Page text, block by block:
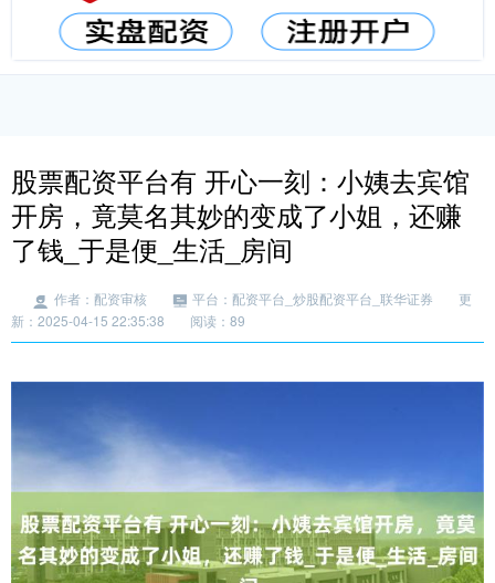
股票配资平台有 开心一刻：小姨去宾馆
开房，竟莫名其妙的变成了小姐，还赚
了钱_于是便_生活_房间
作者：配资审核 平台：配资平台_炒股配资平台_联华证券
更
新：2025-04-15 22:35:38
阅读：89